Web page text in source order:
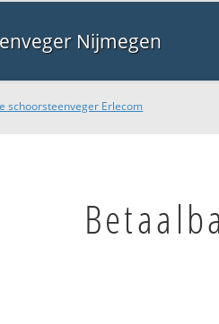
Nijmegen
schoorsteenveger Erlecom